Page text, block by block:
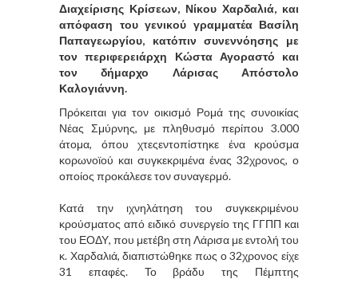
Διαχείρισης Κρίσεων, Νίκου Χαρδαλιά, και
απόφαση του γενικού γραμματέα Βασίλη
Παπαγεωργίου, κατόπιν συνεννόησης με
τον περιφερειάρχη Κώστα Αγοραστό και
τον δήμαρχο Λάρισας Απόστολο
Καλογιάννη.
Πρόκειται για τον οικισμό Ρομά της συνοικίας
Νέας Σμύρνης, με πληθυσμό περίπου 3.000
άτομα, όπου χτεςεντοπίστηκε ένα κρούσμα
κορωνοϊού και συγκεκριμένα ένας 32χρονος, ο
οποίος προκάλεσε τον συναγερμό.
Κατά την ιχνηλάτηση του συγκεκριμένου
κρούσματος από ειδικό συνεργείο της ΓΓΠΠ και
του ΕΟΔΥ, που μετέβη στη Λάρισα με εντολή του
κ. Χαρδαλιά, διαπιστώθηκε πως ο 32χρονος είχε
31 επαφές. Το βράδυ της Πέμπτης